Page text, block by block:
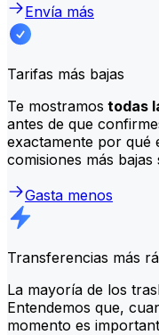
Envía más
Tarifas más bajas
Te mostramos todas
antes de que
exactamente por qué
comisiones más
Gasta menos
Transferencias más
La mayoría de los
Entendemos que,
momento es